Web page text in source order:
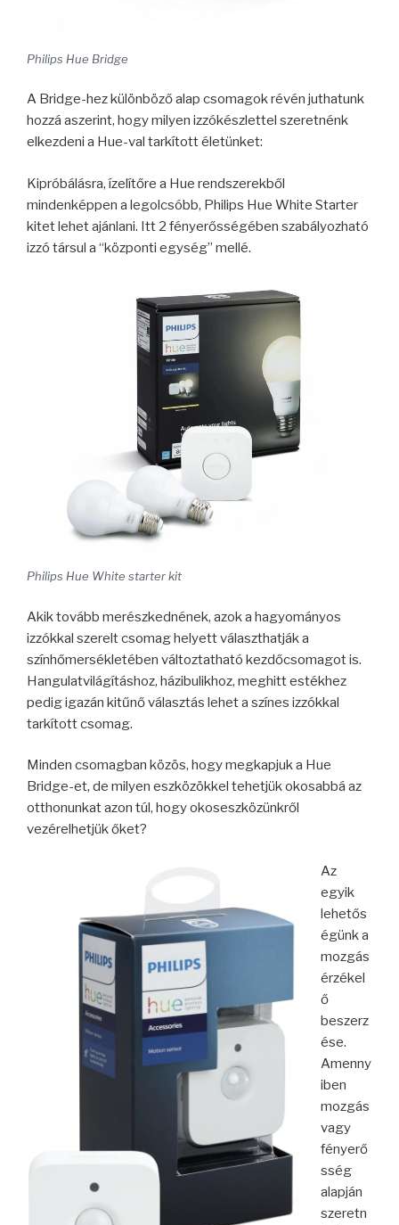
Philips Hue Bridge
A Bridge-hez különböző alap csomagok révén juthatunk
hozzá aszerint, hogy milyen izzókészlettel szeretnénk
elkezdeni a Hue-val tarkított életünket:
Kipróbálásra, ízelítőre a Hue rendszerekből
mindenképpen a legolcsóbb, Philips Hue White Starter
kitet lehet ajánlani. Itt 2 fényerősségében szabályozható
izzó társul a “központi egység” mellé.
Philips Hue White starter kit
Akik tovább merészkednének, azok a hagyományos
izzókkal szerelt csomag helyett választhatják a
színhőmersékletében változtatható kezdőcsomagot is.
Hangulatvilágításhoz, házibulikhoz, meghitt estékhez
pedig igazán kitűnő választás lehet a színes izzókkal
tarkított csomag.
Minden csomagban közös, hogy megkapjuk a Hue
Bridge-et, de milyen eszközökkel tehetjük okosabbá az
otthonunkat azon túl, hogy okoseszközünkről
vezérelhetjük őket?
Az
egyik
lehetős
égünk a
mozgás
érzékel
ő
beszerz
ése.
Amenny
iben
mozgás
vagy
fényerő
sség
alapján
szeretn